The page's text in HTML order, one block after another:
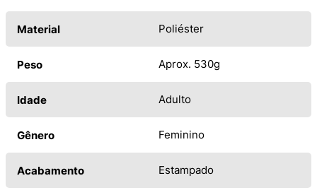
Material Poliéster
Peso Aprox. 530g
Idade Adulto
Gênero Feminino
Acabamento Estampado